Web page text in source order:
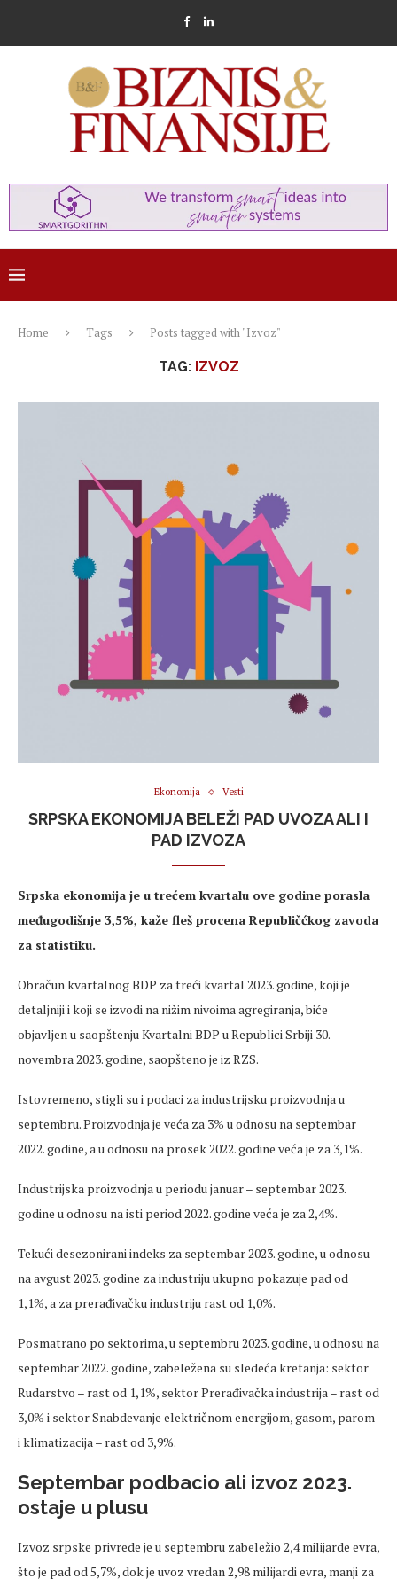
Home Tags Posts tagged with "Izvoz"
TAG: IZVOZ
Ekonomija Vesti
SRPSKA EKONOMIJA BELEŽI PAD UVOZA ALI I
PAD IZVOZA
Srpska ekonomija je u trećem kvartalu ove godine porasla
međugodišnje 3,5%, kaže fleš procena Republičćkog zavoda
za statistiku.
Obračun kvartalnog BDP za treći kvartal 2023. godine, koji je
detaljniji i koji se izvodi na nižim nivoima agregiranja, biće
objavljen u saopštenju Kvartalni BDP u Republici Srbiji 30.
novembra 2023. godine, saopšteno je iz RZS.
Istovremeno, stigli su i podaci za industrijsku proizvodnja u
septembru. Proizvodnja je veća za 3% u odnosu na septembar
2022. godine, a u odnosu na prosek 2022. godine veća je za 3,1%.
Industrijska proizvodnja u periodu januar – septembar 2023.
godine u odnosu na isti period 2022. godine veća je za 2,4%.
Tekući desezonirani indeks za septembar 2023. godine, u odnosu
na avgust 2023. godine za industriju ukupno pokazuje pad od
1,1%, a za prerađivačku industriju rast od 1,0%.
Posmatrano po sektorima, u septembru 2023. godine, u odnosu na
septembar 2022. godine, zabeležena su sledeća kretanja: sektor
Rudarstvo – rast od 1,1%, sektor Prerađivačka industrija – rast od
3,0% i sektor Snabdevanje električnom energijom, gasom, parom
i klimatizacija – rast od 3,9%.
Septembar podbacio ali izvoz 2023.
ostaje u plusu
Izvoz srpske privrede je u septembru zabeležio 2,4 milijarde evra,
što je pad od 5,7%, dok je uvoz vredan 2,98 milijardi evra, manji za